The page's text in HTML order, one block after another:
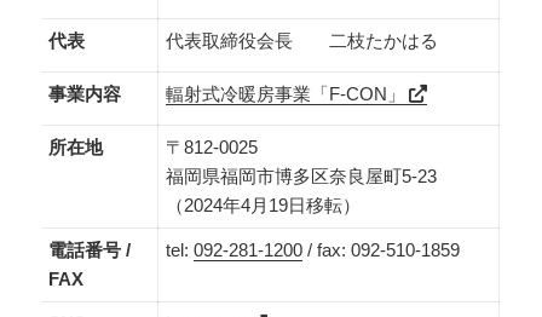
代表 代表取締役会長 二枝たかはる
事業内容 輻射式冷暖房事業「F-CON」
所在地
〒812-0025
福岡県福岡市博多区奈良屋町5-23
（2024年4月19日移転）
電話番号 /
FAX
tel:092-281-1200 / fax: 092-510-1859